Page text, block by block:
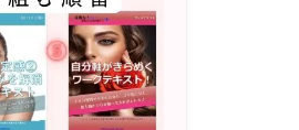
心理グループレッ